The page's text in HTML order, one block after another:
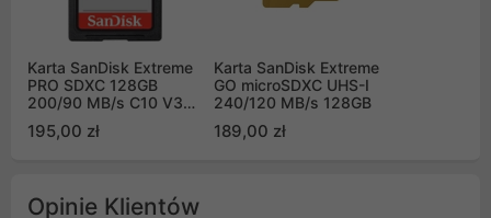
Karta SanDisk Extreme
PRO SDXC 128GB
200/90 MB/s C10 V30
128G-GN4IN)
195,00 zł
Karta SanDisk Extreme
GO microSDXC UHS-I
240/120 MB/s 128GB
189,00 zł
Opinie Klientów